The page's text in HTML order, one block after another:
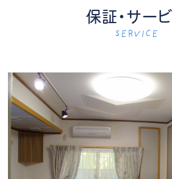
保証・サー
SERVICE